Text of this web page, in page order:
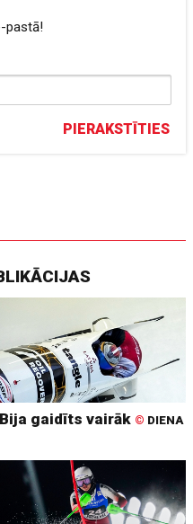
pastā!
PIERAKSTĪTIES
Bija gaidīts vairāk © DIENA